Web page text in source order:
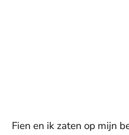
Fien en ik zaten op mijn